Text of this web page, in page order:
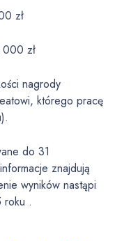
zł
zł
nagrody
którego pracę
do 31
znajdują
wyników nastąpi
roku .